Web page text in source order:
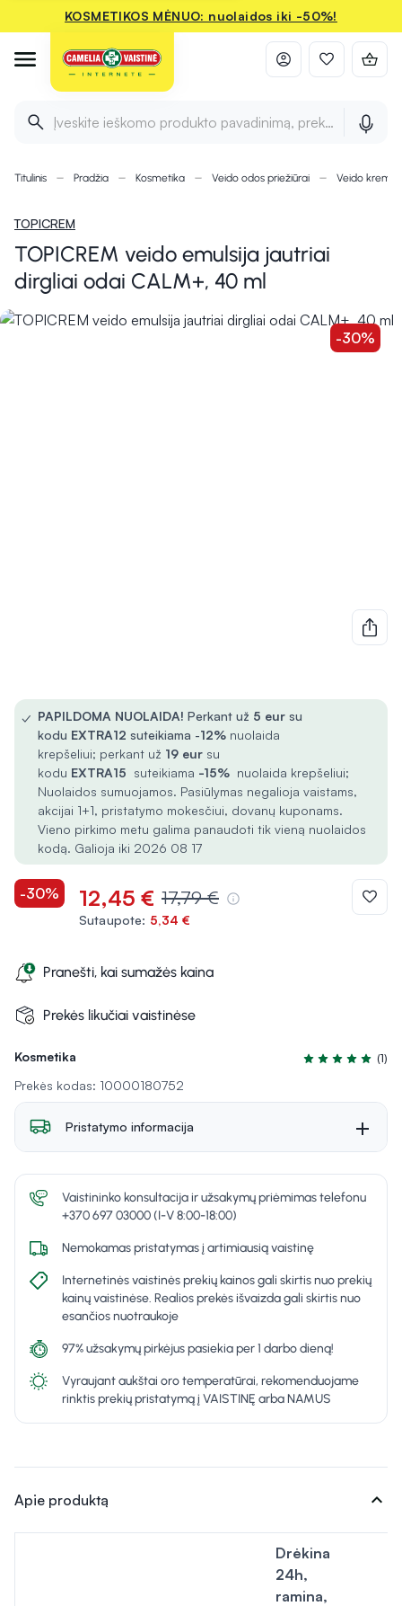
KOSMETIKOS MĖNUO: nuolaidos iki -50%!
Įveskite ieškomo produkto pavadinimą, prekės ženklą ir
Titulinis Pradžia Kosmetika Veido odos priežiūrai Veido kremai
TOPICREM
TOPICREM veido emulsija jautriai
dirgliai odai CALM+, 40 ml
-30%
Kosmetika
Įvertinimas 5.0
(1)
Prekės kodas: 10000180752
✓ PAPILDOMA NUOLAIDA! Perkant už 5 eur su
kodu EXTRA12 suteikiama -12% nuolaida
krepšeliui; perkant už 19 eur su
kodu EXTRA15 suteikiama -15% nuolaida krepšeliui;
Nuolaidos sumuojamos. Pasiūlymas negalioja vaistams,
akcijai 1+1, pristatymo mokesčiui, dovanų kuponams.
Vieno pirkimo metu galima panaudoti tik vieną nuolaidos
kodą. Galioja iki 2026 08 17
-30% 12,45 € 17,79 €
Sutaupote: 5,34 €
Pranešti, kai sumažės kaina
Prekės likučiai vaistinėse
Pristatymo informacija
Vaistininko konsultacija ir užsakymų priėmimas telefonu
+370 697 03000 (I-V 8:00-18:00)
Nemokamas pristatymas į artimiausią vaistinę
Internetinės vaistinės prekių kainos gali skirtis nuo prekių
kainų vaistinėse. Realios prekės išvaizda gali skirtis nuo
esančios nuotraukoje
97% užsakymų pirkėjus pasiekia per 1 darbo dieną!
Vyraujant aukštai oro temperatūrai, rekomenduojame
rinktis prekių pristatymą į VAISTINĘ arba NAMUS
Apie produktą expand_more
Drėkina
24h,
ramina,